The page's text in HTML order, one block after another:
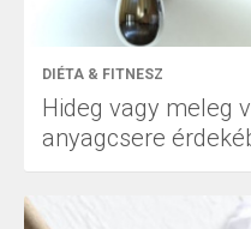
DIÉTA & FITNESZ
Hideg vagy meleg
anyagcsere